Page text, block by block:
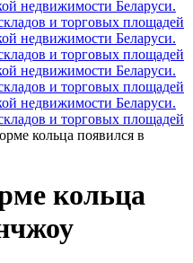
недвижимости Беларуси.
и торговых площадей
недвижимости Беларуси.
и торговых площадей
недвижимости Беларуси.
и торговых площадей
недвижимости Беларуси.
и торговых площадей
кольца появился в
кольца